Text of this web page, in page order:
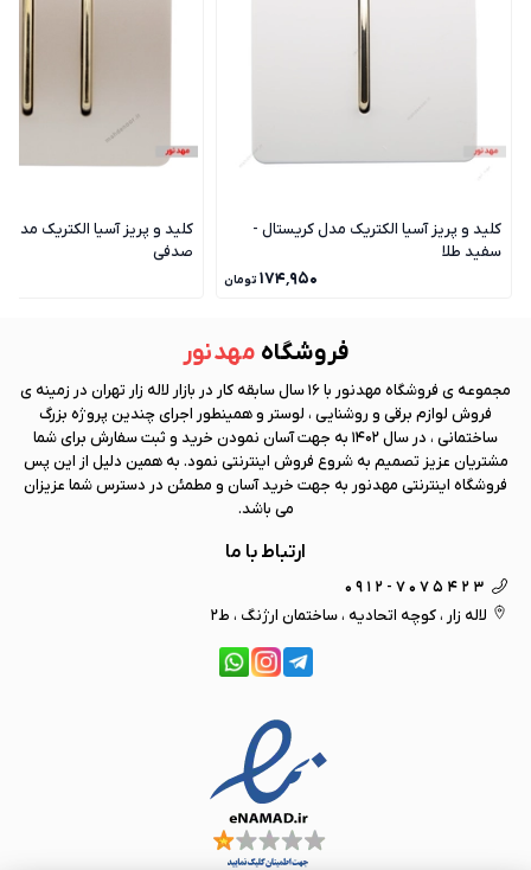
کلید و پریز آسیا الکتریک مدل کریستال -
سفید طلا
۱۷۴٬۹۵۰ تومان
کلید و پریز آسیا الکتریک مدل
صدفی
فروشگاه مهد نور
مجموعه ی فروشگاه مهد نور
با 16 سال سابقه کار در بازار لاله زار تهران در زمینه ی
فروش لوازم برقی و روشنایی ، لوستر و همینطور اجرای چندین پروژه بزرگ
ساختمانی ، در سال 1402 به جهت آسان نمودن خرید و ثبت سفارش برای شما
مشتریان عزیز تصمیم به شروع فروش اینترنتی نمود. به همین دلیل از این پس
فروشگاه اینترنتی مهد نور به جهت خرید آسان و مطمئن در دسترس شما عزیزان
می باشد.
ارتباط با ما
0912-7075423
لاله زار ، کوچه اتحادیه ، ساختمان ارژنگ ، ط2